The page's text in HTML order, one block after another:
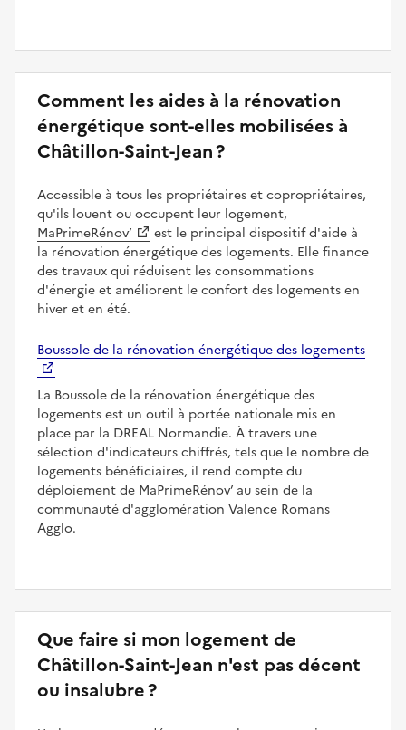
Comment les aides à la rénovation
énergétique sont-elles mobilisées à
Châtillon-Saint-Jean ?
Accessible à tous les propriétaires et copropriétaires,
qu'ils louent ou occupent leur logement,
MaPrimeRénov’
est le principal dispositif d'aide à
la rénovation énergétique des logements. Elle finance
des travaux qui réduisent les consommations
d'énergie et améliorent le confort des logements en
hiver et en été.
Boussole de la rénovation énergétique des logements
La Boussole de la rénovation énergétique des
logements est un outil à portée nationale mis en
place par la DREAL Normandie. À travers une
sélection d'indicateurs chiffrés, tels que le nombre de
logements bénéficiaires, il rend compte du
déploiement de MaPrimeRénov’ au sein de la
communauté d'agglomération Valence Romans
Agglo.
Que faire si mon logement de
Châtillon-Saint-Jean n'est pas décent
ou insalubre ?